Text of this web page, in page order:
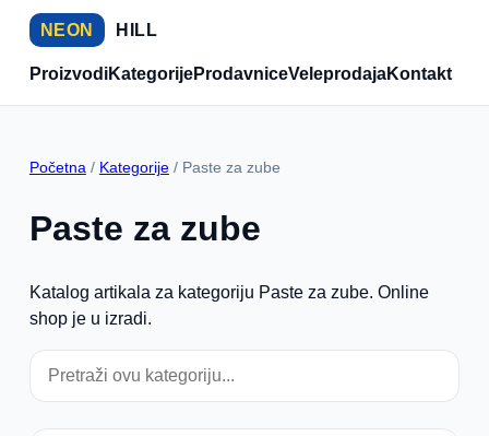
NEON HILL
ProizvodiKategorijeProdavniceVeleprodajaKontakt
Početna / Kategorije/ Paste za zube
Paste za zube
Katalog artikala za kategoriju Paste za zube. Online
shop je u izradi.